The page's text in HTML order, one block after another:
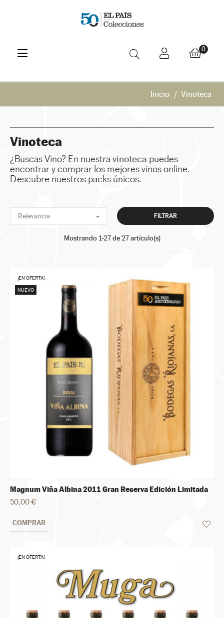
Navegación
de
☰ 0
Inicio Vinoteca
Vinoteca
¿Buscas Vino? En nuestra vinoteca puedes
encontrar y comprar los mejores vinos online.
Descubre nuestros packs únicos.
Relevancia  FILTRAR
Mostrando 1-27 de 27 artículo(s)
¡EN OFERTA!
NUEVO
Magnum Viña Albina 2011 Gran Reserva Edición Limitada
50,00 €
COMPRAR
¡EN OFERTA!